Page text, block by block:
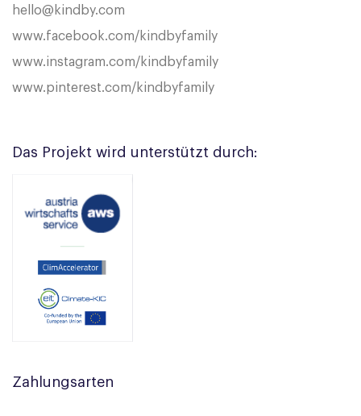
hello@kindby.com
www.facebook.com/kindbyfamily
www.instagram.com/kindbyfamily
www.pinterest.com/kindbyfamily
Das Projekt wird unterstützt durch:
Zahlungsarten